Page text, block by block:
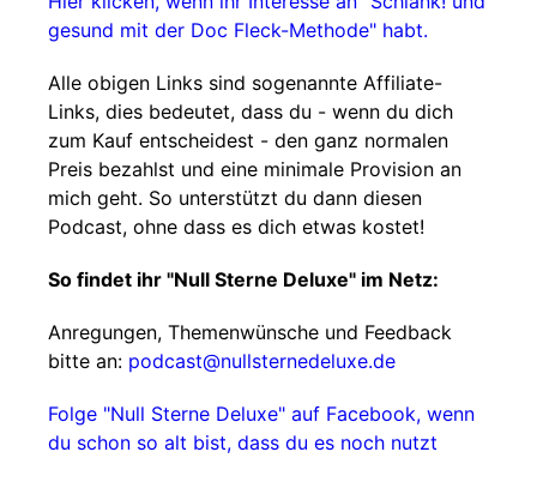
gesund mit der Doc Fleck-Methode" habt.
Alle obigen Links sind sogenannte Affiliate-
Links, dies bedeutet, dass du - wenn du dich
zum Kauf entscheidest - den ganz normalen
Preis bezahlst und eine minimale Provision an
mich geht. So unterstützt du dann diesen
Podcast, ohne dass es dich etwas kostet!
So findet ihr "Null Sterne Deluxe" im Netz:
Anregungen, Themenwünsche und Feedback
bitte an: podcast@nullsternedeluxe.de
Folge "Null Sterne Deluxe" auf Facebook, wenn
du schon so alt bist, dass du es noch nutzt